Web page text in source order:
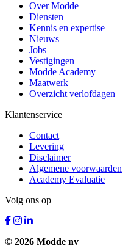
Over Modde
Diensten
Kennis en expertise
Nieuws
Jobs
Vestigingen
Modde Academy
Maatwerk
Overzicht verlofdagen
Klantenservice
Contact
Levering
Disclaimer
Algemene voorwaarden
Academy Evaluatie
Volg ons op
© 2026 Modde nv